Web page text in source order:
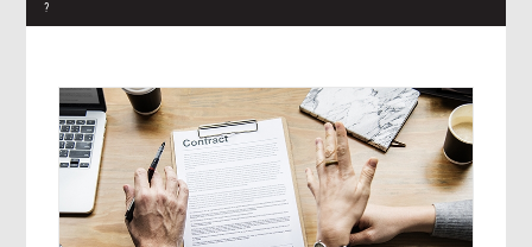
?